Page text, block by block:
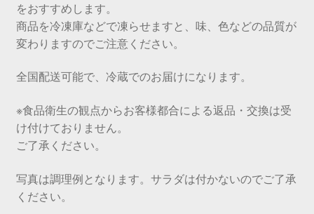
をおすすめします。
商品を冷凍庫などで凍らせますと、味、色などの品質が
変わりますのでご注意ください。
全国配送可能で、冷蔵でのお届けになります。
※食品衛生の観点からお客様都合による返品・交換は受
け付けておりません。
ご了承ください。
写真は調理例となります。サラダは付かないのでご了承
ください。